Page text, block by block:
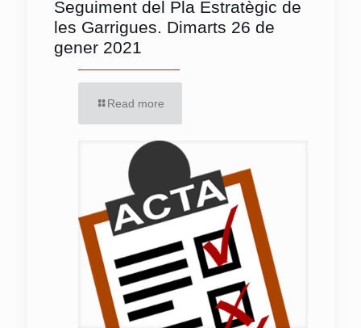
Seguiment del Pla Estratègic de
les Garrigues. Dimarts 26 de
gener 2021
Read more